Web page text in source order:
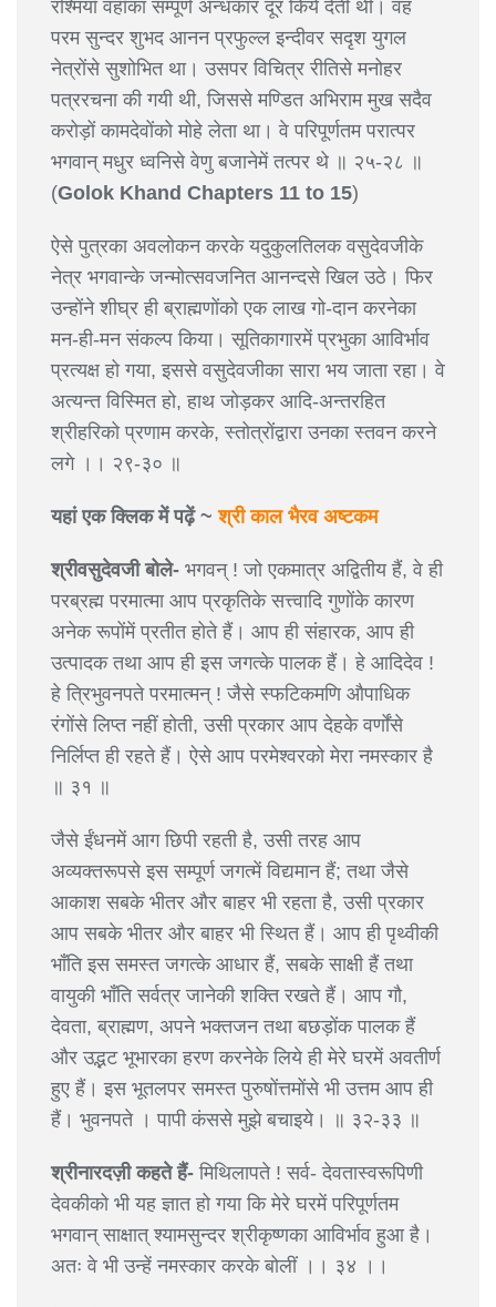
रश्मियाँ वहाँका सम्पूर्ण अन्धकार दूर किये देती थीं। वह
परम सुन्दर शुभद आनन प्रफुल्ल इन्दीवर सदृश युगल
नेत्रोंसे सुशोभित था। उसपर विचित्र रीतिसे मनोहर
पत्ररचना की गयी थी, जिससे मण्डित अभिराम मुख सदैव
करोड़ों कामदेवोंको मोहे लेता था। वे परिपूर्णतम परात्पर
भगवान् मधुर ध्वनिसे वेणु बजानेमें तत्पर थे ॥ २५-२८ ॥
(Golok Khand Chapters 11 to 15)
ऐसे पुत्रका अवलोकन करके यदुकुलतिलक वसुदेवजीके
नेत्र भगवान्के जन्मोत्सवजनित आनन्दसे खिल उठे। फिर
उन्होंने शीघ्र ही ब्राह्मणोंको एक लाख गो-दान करनेका
मन-ही-मन संकल्प किया। सूतिकागारमें प्रभुका आविर्भाव
प्रत्यक्ष हो गया, इससे वसुदेवजीका सारा भय जाता रहा। वे
अत्यन्त विस्मित हो, हाथ जोड़कर आदि-अन्तरहित
श्रीहरिको प्रणाम करके, स्तोत्रोंद्वारा उनका स्तवन करने
लगे ।। २९-३० ॥
यहां एक क्लिक में पढ़ें ~श्री काल भैरव अष्टकम
श्रीवसुदेवजी बोले- भगवन् ! जो एकमात्र अद्वितीय हैं, वे ही
परब्रह्म परमात्मा आप प्रकृतिके सत्त्वादि गुणोंके कारण
अनेक रूपोंमें प्रतीत होते हैं। आप ही संहारक, आप ही
उत्पादक तथा आप ही इस जगत्के पालक हैं। हे आदिदेव !
हे त्रिभुवनपते परमात्मन् ! जैसे स्फटिकमणि औपाधिक
रंगोंसे लिप्त नहीं होती, उसी प्रकार आप देहके वर्णोंसे
निर्लिप्त ही रहते हैं। ऐसे आप परमेश्वरको मेरा नमस्कार है
॥ ३१ ॥
जैसे ईंधनमें आग छिपी रहती है, उसी तरह आप
अव्यक्तरूपसे इस सम्पूर्ण जगत्में विद्यमान हैं; तथा जैसे
आकाश सबके भीतर और बाहर भी रहता है, उसी प्रकार
आप सबके भीतर और बाहर भी स्थित हैं। आप ही पृथ्वीकी
भाँति इस समस्त जगत्के आधार हैं, सबके साक्षी हैं तथा
वायुकी भाँति सर्वत्र जानेकी शक्ति रखते हैं। आप गौ,
देवता, ब्राह्मण, अपने भक्तजन तथा बछड़ोंक पालक हैं
और उद्भट भूभारका हरण करनेके लिये ही मेरे घरमें अवतीर्ण
हुए हैं। इस भूतलपर समस्त पुरुषोंत्तमोंसे भी उत्तम आप ही
हैं। भुवनपते । पापी कंससे मुझे बचाइये। ॥ ३२-३३ ॥
श्रीनारदज़ी कहते हैं- मिथिलापते ! सर्व- देवतास्वरूपिणी
देवकीको भी यह ज्ञात हो गया कि मेरे घरमें परिपूर्णतम
भगवान् साक्षात् श्यामसुन्दर श्रीकृष्णका आविर्भाव हुआ है।
अतः वे भी उन्हें नमस्कार करके बोलीं ।। ३४ ।।